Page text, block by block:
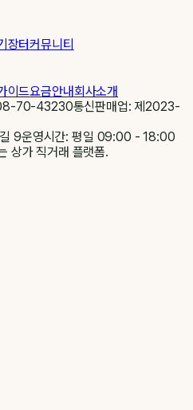
장터커뮤니티
이드요금안내회사소개
70-43230통신판매업: 제2023-
9운영시간: 평일 09:00 - 18:00
상가 직거래 플랫폼.